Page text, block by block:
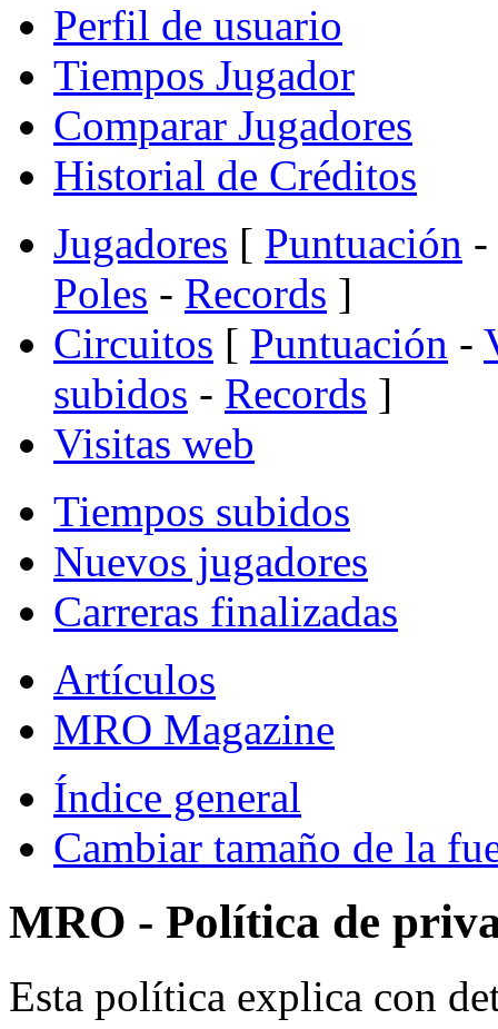
Perfil de usuario
Tiempos Jugador
Comparar Jugadores
Historial de Créditos
Jugadores [ Puntuación -
Poles - Records ]
Circuitos [ Puntuación -
subidos - Records ]
Visitas web
Tiempos subidos
Nuevos jugadores
Carreras finalizadas
Artículos
MRO Magazine
Índice general
Cambiar tamaño de la
MRO - Política de
Esta política explica con